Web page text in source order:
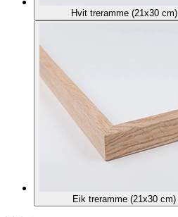
Hvit treramme (21x30 cm)
Eik treramme (21x30 cm)